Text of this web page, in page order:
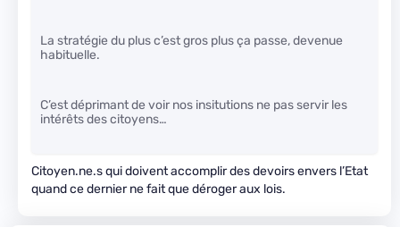
La stratégie du plus c’est gros plus ça passe, devenue
habituelle.
C’est déprimant de voir nos insitutions ne pas servir les
intérêts des citoyens…
Citoyen.ne.s qui doivent accomplir des devoirs envers l’Etat
quand ce dernier ne fait que déroger aux lois.